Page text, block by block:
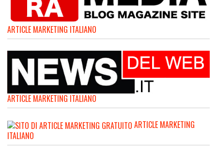
ARTICLE MARKETING ITALIANO
ARTICLE MARKETING ITALIANO
ARTICLE MARKETING
ITALIANO